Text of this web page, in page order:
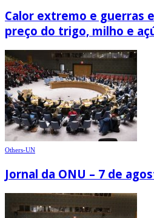
Calor extremo e guerras
preço do trigo, milho e
Others-UN
Jornal da ONU – 7 de